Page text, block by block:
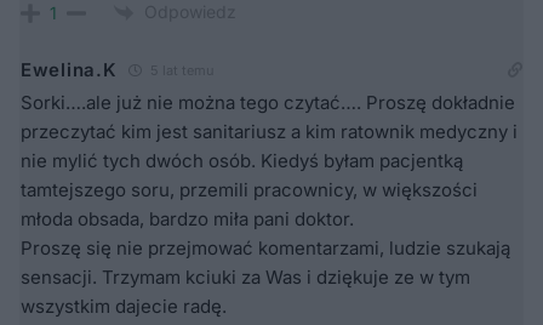
1
Ewelina.K
Sorki….ale już nie można tego czytać…. Proszę dokładnie
przeczytać kim jest sanitariusz a kim ratownik medyczny i
nie mylić tych dwóch osób. Kiedyś byłam pacjentką
tamtejszego soru, przemili pracownicy, w większości
młoda obsada, bardzo miła pani doktor.
Proszę się nie przejmować komentarzami, ludzie szukają
sensacji. Trzymam kciuki za Was i dziękuje ze w tym
wszystkim dajecie radę.